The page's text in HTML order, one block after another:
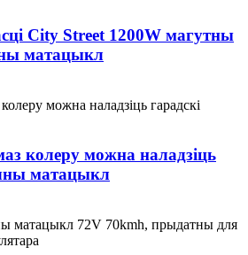
City Street 1200W магутны
матацыкл
колеру можна наладзіць
матацыкл